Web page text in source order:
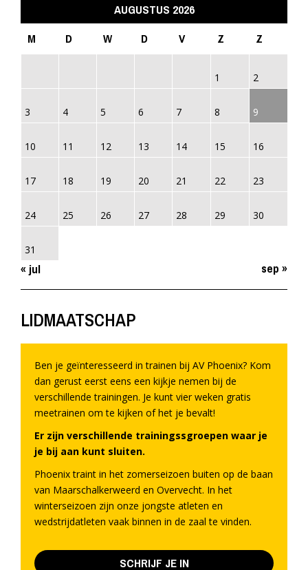
AUGUSTUS 2026
M
D W D V Z Z
1 2
3 4 5 6 7 8 9
10 11 12 13 14 15 16
17 18 19 20 21 22 23
24 25 26 27 28 29 30
31
« jul sep »
LIDMAATSCHAP
Ben je geïnteresseerd in trainen bij AV Phoenix? Kom
dan gerust eerst eens een kijkje nemen bij de
verschillende trainingen. Je kunt vier weken gratis
meetrainen om te kijken of het je bevalt!
Er zijn verschillende trainingssgroepen waar je
je bij aan kunt sluiten.
Phoenix traint in het zomerseizoen buiten op de baan
van Maarschalkerweerd en Overvecht. In het
winterseizoen zijn onze jongste atleten en
wedstrijdatleten vaak binnen in de zaal te vinden.
SCHRIJF JE IN